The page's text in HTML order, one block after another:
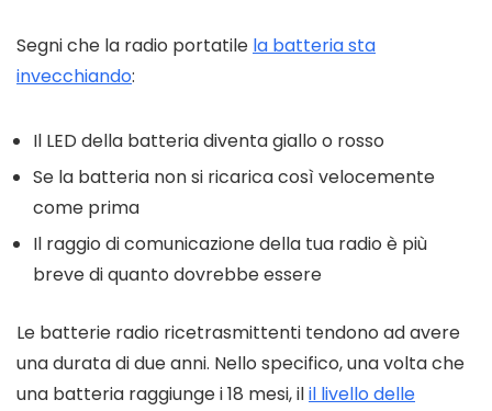
Segni che la radio portatile la batteria sta
invecchiando:
Il LED della batteria diventa giallo o rosso
Se la batteria non si ricarica così velocemente
come prima
Il raggio di comunicazione della tua radio è più
breve di quanto dovrebbe essere
Le batterie radio ricetrasmittenti tendono ad avere
una durata di due anni. Nello specifico, una volta che
una batteria raggiunge i 18 mesi, ilil livello delle